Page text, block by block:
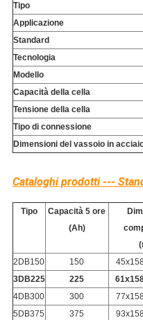
Tipo
Applicazione
Standard
Tecnologia
Modello
Capacità della cella
Tensione della cella
Tipo di connessione
Dimensioni del vassoio in
Cataloghi prodotti ---
Tipo
Capacità 5 ore
(Ah)
2DB150
150
3DB225
225
4DB300
300
5DB375
375